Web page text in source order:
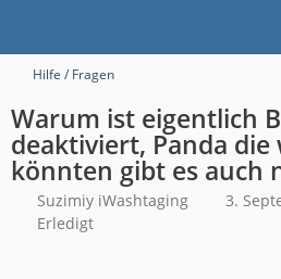
Hilfe / Fragen
Warum ist eigentlich
deaktiviert, Panda
könnten gibt es auch
Suzimiy iWashtaging
3.
Erledigt